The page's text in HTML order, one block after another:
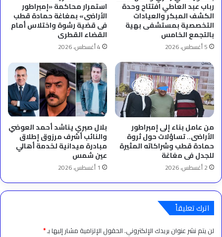
رباب عبد العاطي افتتاح وحدة
الكشف المبكر والعيادات
التخصصية بمستشفى بهية
بالتجمع الخامس
5 أغسطس، 2026
استمرار محاكمة «إمبراطور
الأراضى» بمغاغة حمادة قطب
فى قضية رشوة واختلاس أمام
القضاء القطرى
4 أغسطس، 2026
من عامل بناء إلى إمبراطور
الأراضى.. تساؤلات حول ثروة
حمادة قطب وشراكاته المثيرة
للجدل فى مغاغة
2 أغسطس، 2026
بلال صبري يناشد أحمد العوضي
والنائب أشرف مرزوق إطلاق
مبادرة ميدانية لخدمة أهالي
عين شمس
1 أغسطس، 2026
اترك تعليقاً
لن يتم نشر عنوان بريدك الإلكتروني.الحقول الإلزامية مشار إليها بـ*